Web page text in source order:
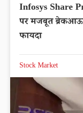
Infosys Share
पर मजबूत
फायदा
Stock Market